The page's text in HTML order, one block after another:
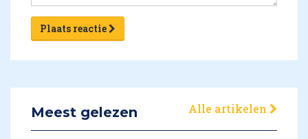
Plaats reactie
Meest gelezen Alle artikelen